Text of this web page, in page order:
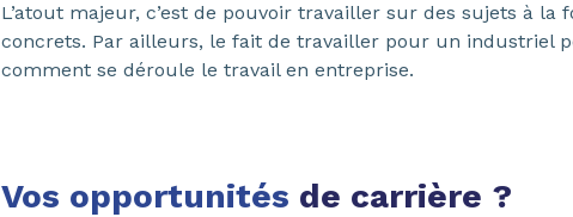
L’atout majeur, c’est de pouvoir travailler sur des sujets à la
concrets. Par ailleurs, le fait de travailler pour un industriel
comment se déroule le travail en entreprise.
Vos opportunités de carrière ?